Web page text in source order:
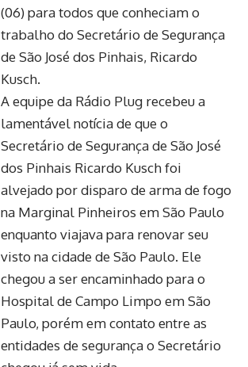
(06) para todos que conheciam o
trabalho do Secretário de Segurança
de São José dos Pinhais, Ricardo
Kusch.
A equipe da Rádio Plug recebeu a
lamentável notícia de que o
Secretário de Segurança de São José
dos Pinhais Ricardo Kusch foi
alvejado por disparo de arma de fogo
na Marginal Pinheiros em São Paulo
enquanto viajava para renovar seu
visto na cidade de São Paulo. Ele
chegou a ser encaminhado para o
Hospital de Campo Limpo em São
Paulo, porém em contato entre as
entidades de segurança o Secretário